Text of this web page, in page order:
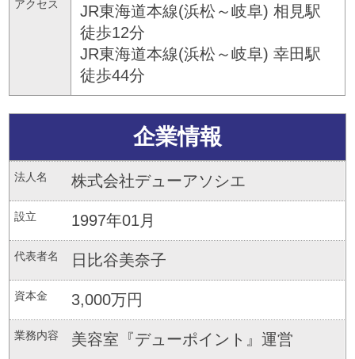
アクセス
JR東海道本線(浜松～岐阜) 相見駅
徒歩12分
JR東海道本線(浜松～岐阜) 幸田駅
徒歩44分
企業情報
法人名 株式会社デューアソシエ
設立 1997年01月
代表者名 日比谷美奈子
資本金 3,000万円
業務内容 美容室『デューポイント』運営